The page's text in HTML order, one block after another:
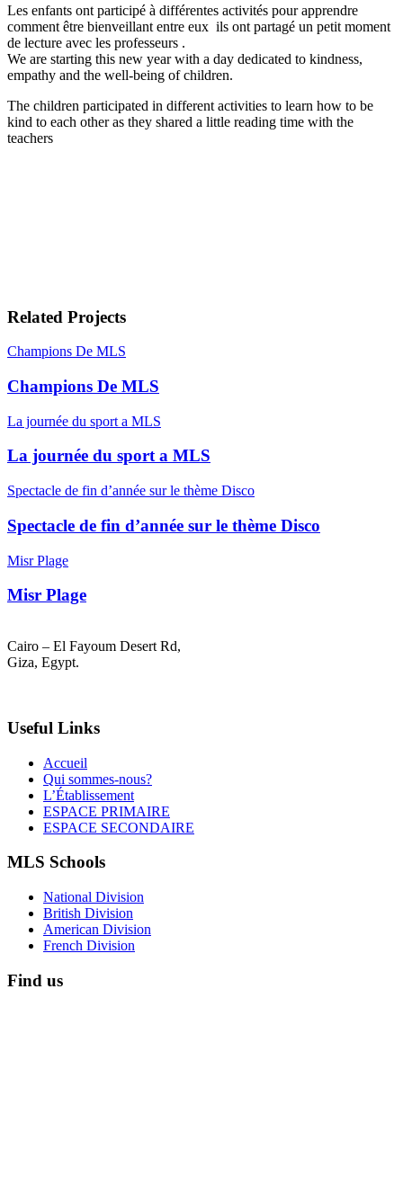
Les enfants ont participé à différentes activités pour apprendre
comment être bienveillant entre eux ils ont partagé un petit moment
de lecture avec les professeurs .
We are starting this new year with a day dedicated to kindness,
empathy and the well-being of children.
The children participated in different activities to learn how to be
kind to each other as they shared a little reading time with the
teachers
Related Projects
Champions De MLS
Champions De MLS
La journée du sport a MLS
La journée du sport a MLS
Spectacle de fin d’année sur le thème Disco
Spectacle de fin d’année sur le thème Disco
Misr Plage
Misr Plage
Cairo – El Fayoum Desert Rd,
Giza, Egypt.
Useful Links
Accueil
Qui sommes-nous?
L’Établissement
ESPACE PRIMAIRE
ESPACE SECONDAIRE
MLS Schools
National Division
British Division
American Division
French Division
Find us